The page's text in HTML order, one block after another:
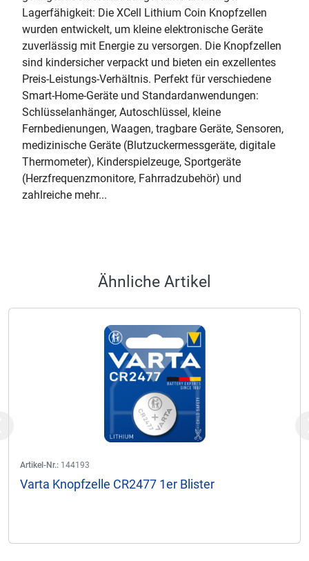
Lagerfähigkeit: Die XCell Lithium Coin Knopfzellen
wurden entwickelt, um kleine elektronische Geräte
zuverlässig mit Energie zu versorgen. Die Knopfzellen
sind kindersicher verpackt und bieten ein exzellentes
Preis-Leistungs-Verhältnis. Perfekt für verschiedene
Smart-Home-Geräte und Standardanwendungen:
Schlüsselanhänger, Autoschlüssel, kleine
Fernbedienungen, Waagen, tragbare Geräte, Sensoren,
medizinische Geräte (Blutzuckermessgeräte, digitale
Thermometer), Kinderspielzeuge, Sportgeräte
(Herzfrequenzmonitore, Fahrradzubehör) und
zahlreiche mehr...
Ähnliche Artikel
Artikel-Nr.: 144193
Varta Knopfzelle CR2477 1er Blister